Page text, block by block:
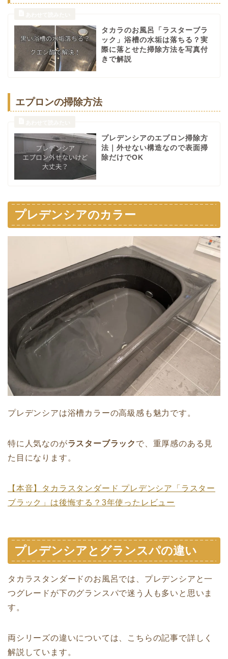
タカラのお風呂「ラスターブラ
ック」浴槽の水垢は落ちる？実
際に落とせた掃除方法を写真付
きで解説
エプロンの掃除方法
プレデンシアのエプロン掃除方
法｜外せない構造なので表面掃
除だけでOK
プレデンシアのカラー
プレデンシアは浴槽カラーの高級感も魅力です。
特に人気なのがラスターブラック で、重厚感のある見
た目になります。
【本音】タカラスタンダード プレデンシア「ラスター
ブラック」は後悔する？3年使ったレビュー
プレデンシアとグランスパの違い
タカラスタンダードのお風呂では、プレデンシアと一
つグレードが下のグランスパで迷う人も多いと思いま
す。
両シリーズの違いについては、こちらの記事で詳しく
解説しています。